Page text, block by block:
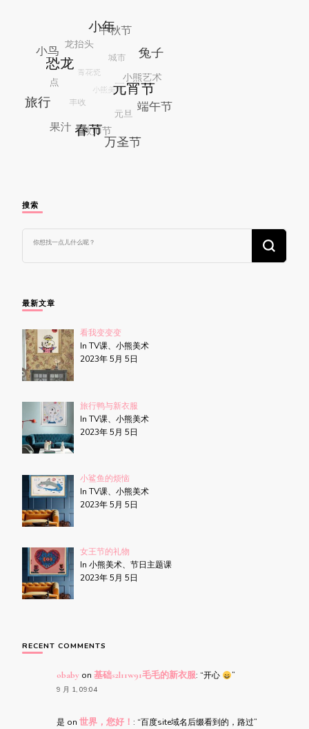
搜索
么
吗?
最新文章
看我变变变
In TV课、小熊美术
2023年 5月 5日
旅行鸭与新衣服
In TV课、小熊美术
2023年 5月 5日
小鲨鱼的烦恼
In TV课、小熊美术
2023年 5月 5日
女王节的礼物
In 小熊美术、节日主题课
2023年 5月 5日
RECENT COMMENTS
obaby on 基础s2l11w91毛毛的新衣服: “开心 ”
9 月 1, 09:04
是 on 世界，您好！ : “百度site域名后缀看到的，路过”